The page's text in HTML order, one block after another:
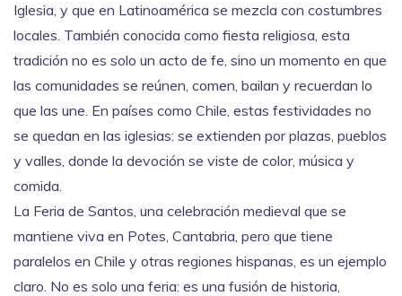
Iglesia, y que en Latinoamérica se mezcla con costumbres
locales. También conocida como fiesta religiosa, esta
tradición no es solo un acto de fe, sino un momento en que
las comunidades se reúnen, comen, bailan y recuerdan lo
que las une. En países como Chile, estas festividades no
se quedan en las iglesias: se extienden por plazas, pueblos
y valles, donde la devoción se viste de color, música y
comida.
La Feria de Santos, una celebración medieval que se
mantiene viva en Potes, Cantabria, pero que tiene
paralelos en Chile y otras regiones hispanas, es un ejemplo
claro. No es solo una feria: es una fusión de historia,